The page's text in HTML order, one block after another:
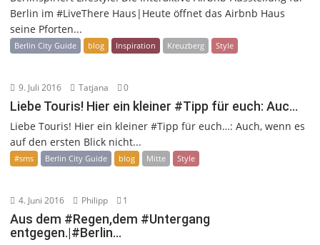
Berlin im #LiveThere Haus|Heute öffnet das Airbnb Haus
seine Pforten...
Berlin City Guide blog Inspiration Kreuzberg Style
9. Juli 2016 Tatjana 0
Liebe Touris! Hier ein kleiner #Tipp für euch: Auc…
Liebe Touris! Hier ein kleiner #Tipp für euch…: Auch, wenn es
auf den ersten Blick nicht...
#sms Berlin City Guide blog Mitte Style
4. Juni 2016 Philipp 1
Aus dem #Regen,dem #Untergang
entgegen.|#Berlin…